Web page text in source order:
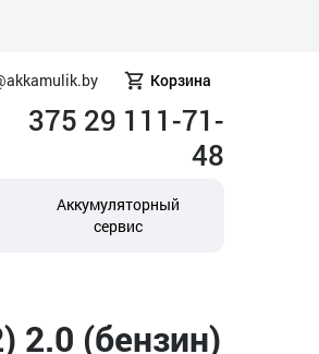
Корзина
375 29 111-71-
48
Аккумуляторный
сервис
2.0 (бензин)